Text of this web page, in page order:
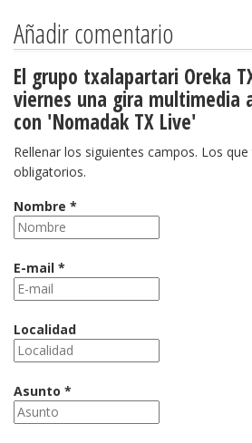
Añadir comentario
El grupo txalapartari Oreka
viernes una gira multimedia
con 'Nomadak TX Live'
Rellenar los siguientes campos. Los
obligatorios.
Nombre *
E-mail *
Localidad
Asunto *